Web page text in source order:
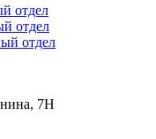
отдел
отдел
отдел
7Н